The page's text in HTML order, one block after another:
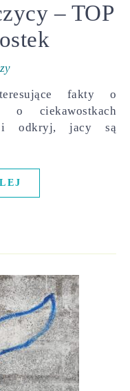
– TOP
fakty o
o ciekawostkach
i odkryj, jacy są